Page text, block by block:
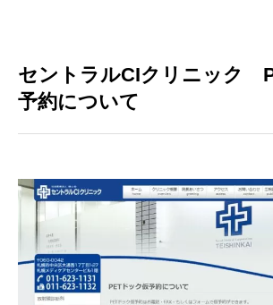
セントラルCIクリニック
予約について